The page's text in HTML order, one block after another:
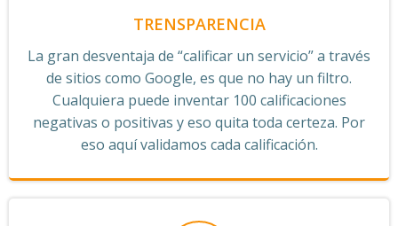
TRENSPARENCIA
La gran desventaja de “calificar un servicio” a través
de sitios como Google, es que no hay un filtro.
Cualquiera puede inventar 100 calificaciones
negativas o positivas y eso quita toda certeza. Por
eso aquí validamos cada calificación.